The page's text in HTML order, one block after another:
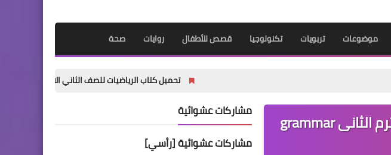
موضوعات تربويات تكنولوجيا قصص للأطفال روايات صحة
تحميل كتاب الرياضيات للصف الثاني الابتدائي الترم الأول 2027 PDF | كتاب الطالب المنهج الجديد
تحميل جرامر استيب أهيد كونكت 3 الصف الثالث الابتدائي الترم الثانى grammar
مشاركات عشوائية
مشاركات عشوائية [رأسي]